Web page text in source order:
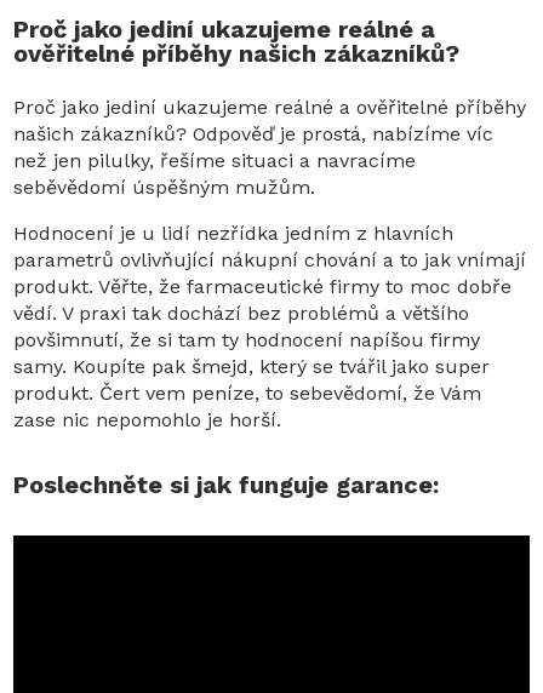
Proč jako jediní ukazujeme reálné a
ověřitelné příběhy našich zákazníků?
Proč jako jediní ukazujeme reálné a ověřitelné příběhy
našich zákazníků? Odpověď je prostá, nabízíme víc
než jen pilulky, řešíme situaci a navracíme
seběvědomí úspěšným mužům.
Hodnocení je u lidí nezřídka jedním z hlavních
parametrů ovlivňující nákupní chování a to jak vnímají
produkt. Věřte, že farmaceutické firmy to moc dobře
vědí. V praxi tak dochází bez problémů a většího
povšimnutí, že si tam ty hodnocení napíšou firmy
samy. Koupíte pak šmejd, který se tvářil jako super
produkt. Čert vem peníze, to sebevědomí, že Vám
zase nic nepomohlo je horší.
Poslechněte si jak funguje garance: